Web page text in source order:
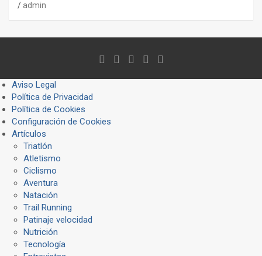
admin
Aviso Legal
Política de Privacidad
Política de Cookies
Configuración de Cookies
Artículos
Triatlón
Atletismo
Ciclismo
Aventura
Natación
Trail Running
Patinaje velocidad
Nutrición
Tecnología